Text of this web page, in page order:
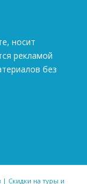
носит
рекламой
без
| Скидки на туры и